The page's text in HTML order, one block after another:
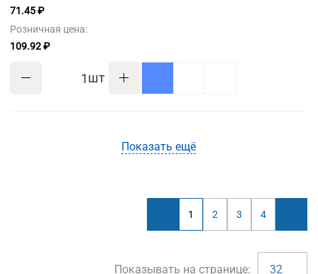
71.45 ₽
Розничная цена:
109.92 ₽
шт
Показать ещё
1 2 3 4
Показывать на странице: 32